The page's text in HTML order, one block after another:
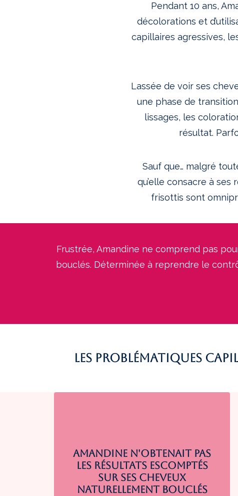
Pendant 10 ans,
décolorations et
capillaires agressives,
Lassée de voir ses
une phase de
lissages, les
résultat.
Sauf que… malgré
qu’elle consacre à
frisottis sont
Frustrée, Amandine ne comprend pas
bouclés. Déterminée à reprendre le
Les problématiques
Amandine n'obtenait pas
les résultats escomptés
sur ses cheveux
naturellement bouclés